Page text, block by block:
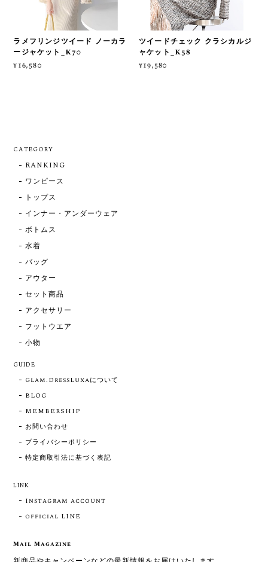
ラメフリンジツイード ノーカラ
ージャケット_K70
¥16,580
ツイードチェック クラシカルジ
ャケット_K58
¥19,580
CATEGORY
RANKING
ワンピース
トップス
インナー・アンダーウェア
ボトムス
水着
バッグ
アウター
セット商品
アクセサリー
フットウエア
小物
GUIDE
Glam.DressLuxaについて
BLOG
MEMBERSHIP
お問い合わせ
プライバシーポリシー
特定商取引法に基づく表記
LINK
Instagram account
official LINE
Mail Magazine